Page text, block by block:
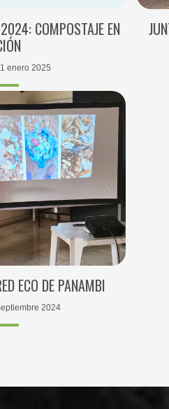
COMPOSTAJE EN
enero 2025
ECO DE PANAMBI
2024